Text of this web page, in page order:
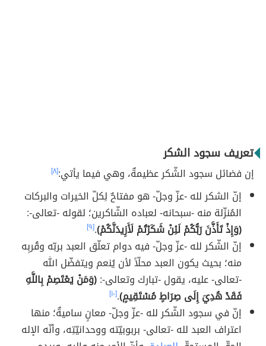
تعريف سجود الشكر
إن فضائل سجود الشّكر عظيمةٌ، وهي فيما يأتي:[٨]
إنّ الشكر لله -عزّ وجلّ- هو مفتاحٌ لِكلّ الخيرات والبركات
المُنزّلة منه -سبحانه- لعباده الشّاكرين؛ لقوله -تعالى-:
(وَإِذْ تَأَذَّنَ رَبُّكُمْ لَئِنْ شَكَرْتُمْ لَأَزِيدَنَّكُمْ).[٩]
إنّ الشّكر لله -عزّ وجلّ- فيه دوام تعلّق العبد بربّه وقُربِه
منه؛ بحيث يكون العبد محلّاً لأن يُنعم ويتفضّل الله
-تعالى- عليه، يقول -تبارك وتعالى-:(وَمَنْ يَعْتَصِمْ بِاللَّهِ
فَقَدْ هُدِيَ إِلَى صِرَاطٍ مُسْتَقِيمٍ).[١٠]
إنّ في سجود الشّكر لله -عزّ وجلّ- معانٍ ساميةٌ؛ منها
اعتراف العبد لله -تعالى- بربوبيّته ووحدانيّتِه، وأنّه الإله